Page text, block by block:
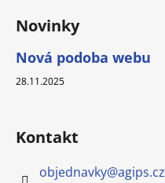
Novinky
Nová podoba webu
28.11.2025
Kontakt
objednavky@agips.cz